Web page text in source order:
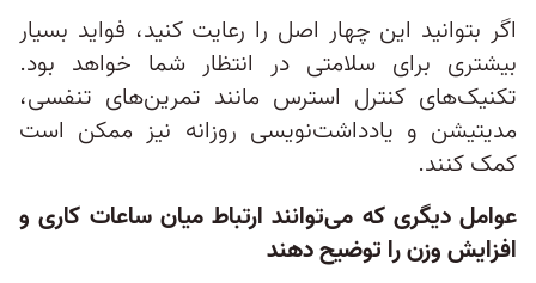
اگر بتوانید این چهار اصل را رعایت کنید، فواید بسیار
بیشتری برای سلامتی در انتظار شما خواهد بود.
تکنیک‌های کنترل استرس مانند تمرین‌های تنفسی،
مدیتیشن و یادداشت‌نویسی روزانه نیز ممکن است
کمک کنند.
عوامل دیگری که می‌توانند ارتباط میان ساعات کاری و
افزایش وزن را توضیح دهند